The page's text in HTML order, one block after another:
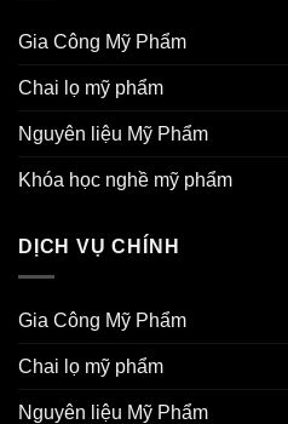
Gia Công Mỹ Phẩm
Chai lọ mỹ phẩm
Nguyên liệu Mỹ Phẩm
Khóa học nghề mỹ phẩm
DỊCH VỤ CHÍNH
Gia Công Mỹ Phẩm
Chai lọ mỹ phẩm
Nguyên liệu Mỹ Phẩm